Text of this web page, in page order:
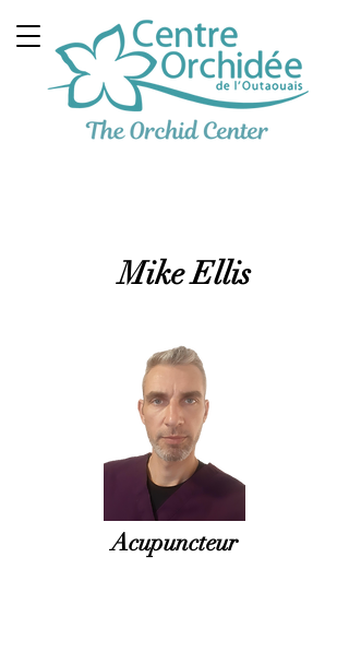
Mike Ellis
Acupuncteur